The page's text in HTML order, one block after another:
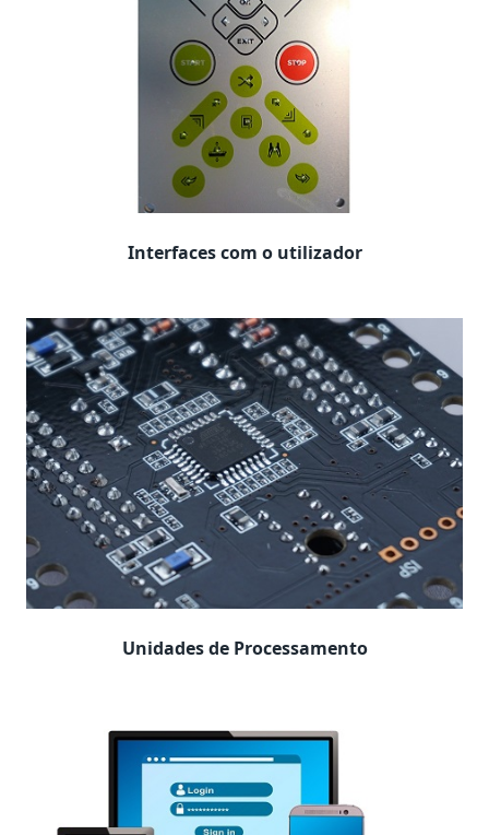
Interfaces com o utilizador
Unidades de Processamento